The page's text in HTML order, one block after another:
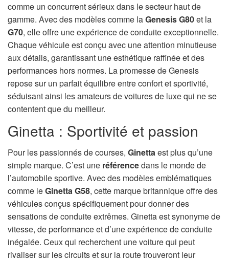
comme un concurrent sérieux dans le secteur haut de
gamme. Avec des modèles comme laGenesis G80et la
G70, elle offre une expérience de conduite exceptionnelle.
Chaque véhicule est conçu avec une attention minutieuse
aux détails, garantissant une esthétique raffinée et des
performances hors normes. La promesse de Genesis
repose sur un parfait équilibre entre confort et sportivité,
séduisant ainsi les amateurs de voitures de luxe qui ne se
contentent que du meilleur.
Ginetta : Sportivité et passion
Pour les passionnés de courses, Ginettaest plus qu’une
simple marque. C’est une référencedans le monde de
l’automobile sportive. Avec des modèles emblématiques
comme leGinetta G58, cette marque britannique offre des
véhicules conçus spécifiquement pour donner des
sensations de conduite extrêmes. Ginetta est synonyme de
vitesse, de performance et d’une expérience de conduite
inégalée. Ceux qui recherchent une voiture qui peut
rivaliser sur les circuits et sur la route trouveront leur